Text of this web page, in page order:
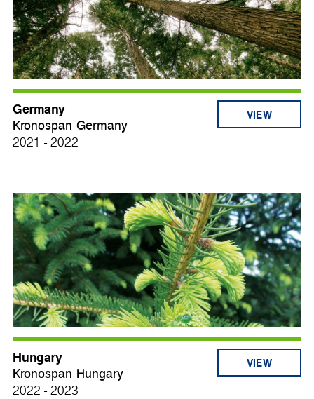
Germany
Kronospan Germany
2021 - 2022
VIEW
Hungary
Kronospan Hungary
2022 - 2023
VIEW